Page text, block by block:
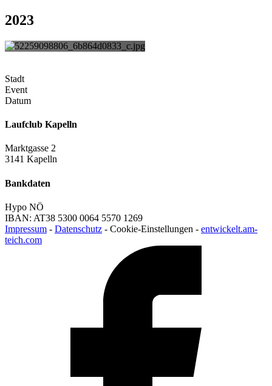
2023
Stadt
Event
Datum
Laufclub Kapelln
Marktgasse 2
3141 Kapelln
Bankdaten
Hypo NÖ
IBAN: AT38 5300 0064 5570 1269
Impressum - Datenschutz - Cookie-Einstellungen - entwickelt.am-
teich.com